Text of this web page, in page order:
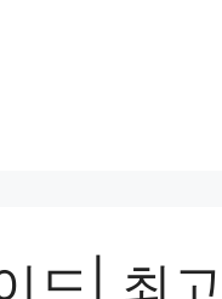
드| 최고